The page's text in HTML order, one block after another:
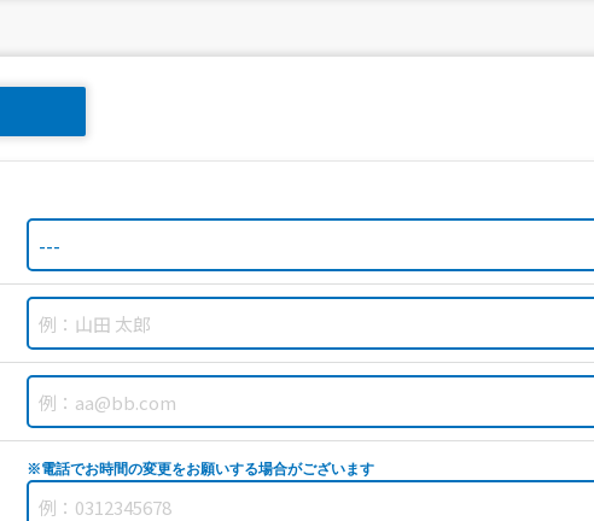
※電話でお時間の変更をお願いする場合がございます